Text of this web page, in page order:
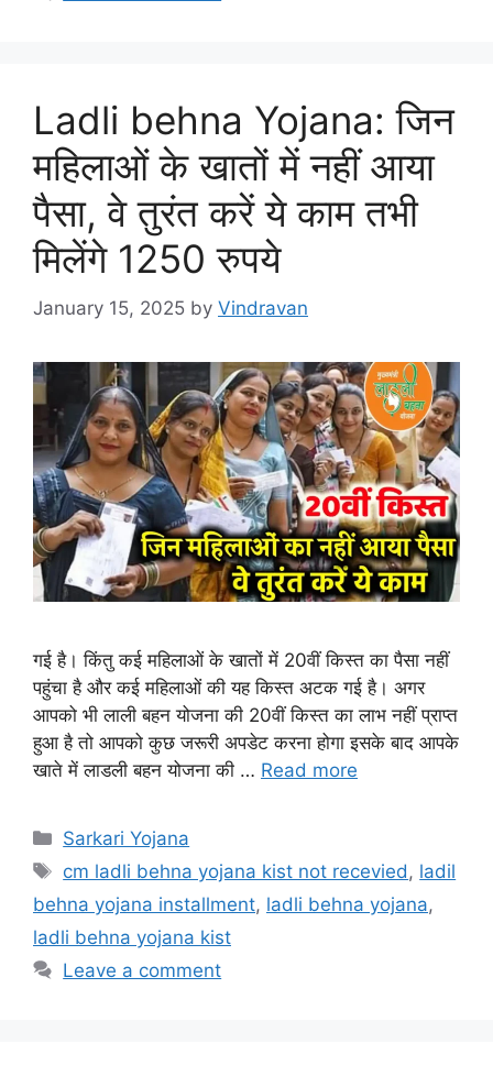
Ladli behna Yojana: जिन
महिलाओं के खातों में नहीं आया
पैसा, वे तुरंत करें ये काम तभी
मिलेंगे 1250 रुपये
January 15, 2025 by Vindravan
गई है। किंतु कई महिलाओं के खातों में 20वीं किस्त का पैसा नहीं
पहुंचा है और कई महिलाओं की यह किस्त अटक गई है। अगर
आपको भी लाली बहन योजना की 20वीं किस्त का लाभ नहीं प्राप्त
हुआ है तो आपको कुछ जरूरी अपडेट करना होगा इसके बाद आपके
खाते में लाडली बहन योजना की … Read more
Categories
Sarkari Yojana
Tags
cm ladli behna yojana kist not recevied , ladil
behna yojana installment, ladli behna yojana,
ladli behna yojana kist
Leave a comment